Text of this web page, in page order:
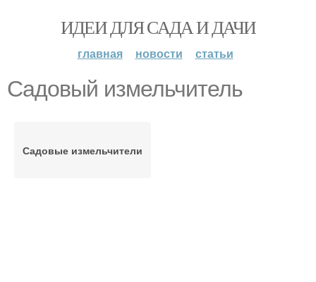
ИДЕИ ДЛЯ САДА И ДАЧИ
главная новости статьи
Садовый измельчитель
Садовые измельчители